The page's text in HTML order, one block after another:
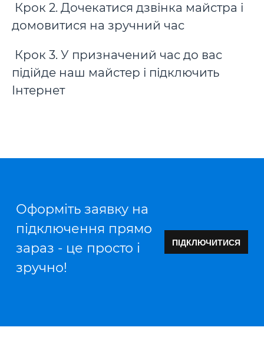
Крок 2. Дочекатися дзвінка майстра і
домовитися на зручний час
Крок 3. У призначений час до вас
підійде наш майстер і підключить
Інтернет
Оформіть заявку на
підключення прямо
зараз - це просто і
зручно!
ПІДКЛЮЧИТИСЯ